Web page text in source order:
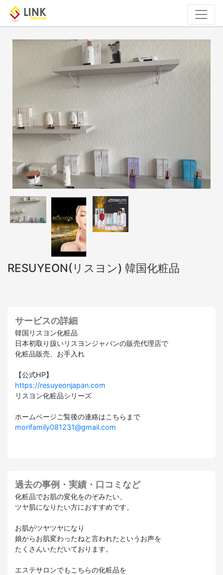
RESUYEON(リスヨン) 韓国化粧品
サービスの詳細
韓国リスヨン化粧品
日本初取り扱いリスヨンジャパンの販売代理店で
化粧品販売、お手入れ
【公式HP】
https://resuyeonjapan.com
リスヨン化粧品シリーズ
ホームページご覧後の連絡はこちらまで
morifamily081231@gmail.com
過去の事例・実績・口コミなど
化粧品でお肌の変化をのぞみたい、
ツヤ肌になりたい方におすすめです。
お肌がツヤツヤになり
娘からお肌変わったねと言われたというお声を
たくさんいただいております。
エステサロンでもこちらの化粧品を